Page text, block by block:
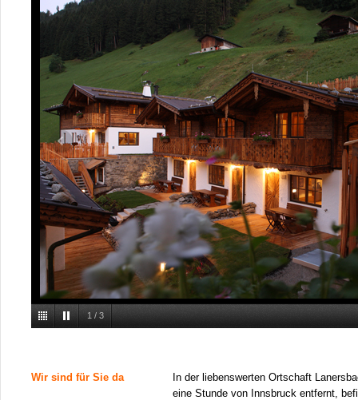
1 / 3
Wir sind für Sie da
In der liebenswerten Ortschaft
eine Stunde von Innsbruck entfernt,